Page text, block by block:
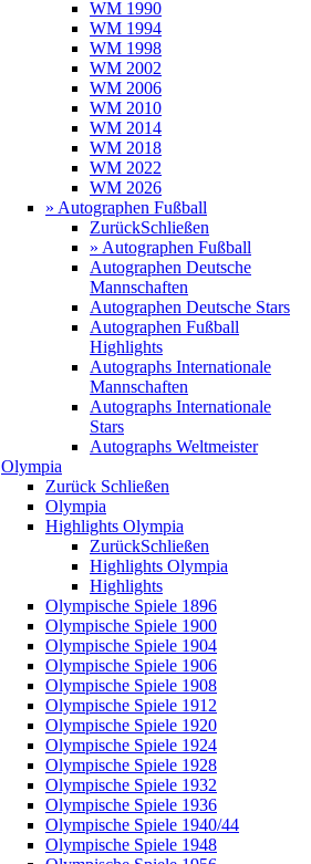
WM 1990
WM 1994
WM 1998
WM 2002
WM 2006
WM 2010
WM 2014
WM 2018
WM 2022
WM 2026
» Autographen Fußball
ZurückSchließen
» Autographen Fußball
Autographen Deutsche
Mannschaften
Autographen Deutsche Stars
Autographen Fußball
Highlights
Autographs Internationale
Mannschaften
Autographs Internationale
Stars
Autographs Weltmeister
Olympia
Zurück Schließen
Olympia
Highlights Olympia
ZurückSchließen
Highlights Olympia
Highlights
Olympische Spiele 1896
Olympische Spiele 1900
Olympische Spiele 1904
Olympische Spiele 1906
Olympische Spiele 1908
Olympische Spiele 1912
Olympische Spiele 1920
Olympische Spiele 1924
Olympische Spiele 1928
Olympische Spiele 1932
Olympische Spiele 1936
Olympische Spiele 1940/44
Olympische Spiele 1948